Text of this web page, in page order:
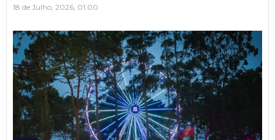
18 de Julho, 2026, 01:00